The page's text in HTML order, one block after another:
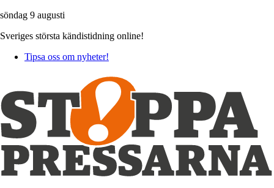
söndag 9 augusti
Sveriges största kändistidning online!
Tipsa oss om nyheter!